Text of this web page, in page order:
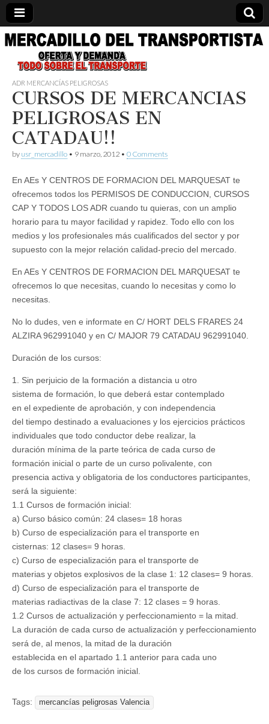
Información
relacionada
con el
transporte.
Formación,
cursos,
compra
venta y
otros
ADR MERCANCÍ­AS PELIGROSAS
CURSOS DE MERCANCIAS
PELIGROSAS EN
CATADAU!!
by usr_mercadillo • 9 marzo, 2012 • 0 Comments
En AEs Y CENTROS DE FORMACION DEL MARQUESAT te
ofrecemos todos los PERMISOS DE CONDUCCION, CURSOS
CAP Y TODOS LOS ADR cuando tu quieras, con un amplio
horario para tu mayor facilidad y rapidez. Todo ello con los
medios y los profesionales más cualificados del sector y por
supuesto con la mejor relación calidad-precio del mercado.
En AEs Y CENTROS DE FORMACION DEL MARQUESAT te
ofrecemos lo que necesitas, cuando lo necesitas y como lo
necesitas.
No lo dudes, ven e informate en C/ HORT DELS FRARES 24
ALZIRA 962991040 y en C/ MAJOR 79 CATADAU 962991040.
Duración de los cursos:
1. Sin perjuicio de la formación a distancia u otro
sistema de formación, lo que deberá estar contemplado
en el expediente de aprobación, y con independencia
del tiempo destinado a evaluaciones y los ejercicios prácticos
individuales que todo conductor debe realizar, la
duración mí­nima de la parte teórica de cada curso de
formación inicial o parte de un curso polivalente, con
presencia activa y obligatoria de los conductores participantes,
será la siguiente:
1.1 Cursos de formación inicial:
a) Curso básico común: 24 clases= 18 horas
b) Curso de especialización para el transporte en
cisternas: 12 clases= 9 horas.
c) Curso de especialización para el transporte de
materias y objetos explosivos de la clase 1: 12 clases= 9 horas.
d) Curso de especialización para el transporte de
materias radiactivas de la clase 7: 12 clases = 9 horas.
1.2 Cursos de actualización y perfeccionamiento = la mitad.
La duración de cada curso de actualización y perfeccionamiento
será de, al menos, la mitad de la duración
establecida en el apartado 1.1 anterior para cada uno
de los cursos de formación inicial.
Tags: mercancí­as peligrosas Valencia